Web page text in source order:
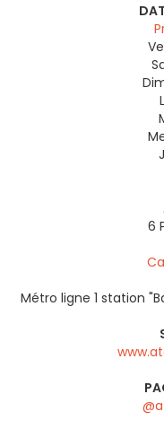
6
Métro ligne 1 station